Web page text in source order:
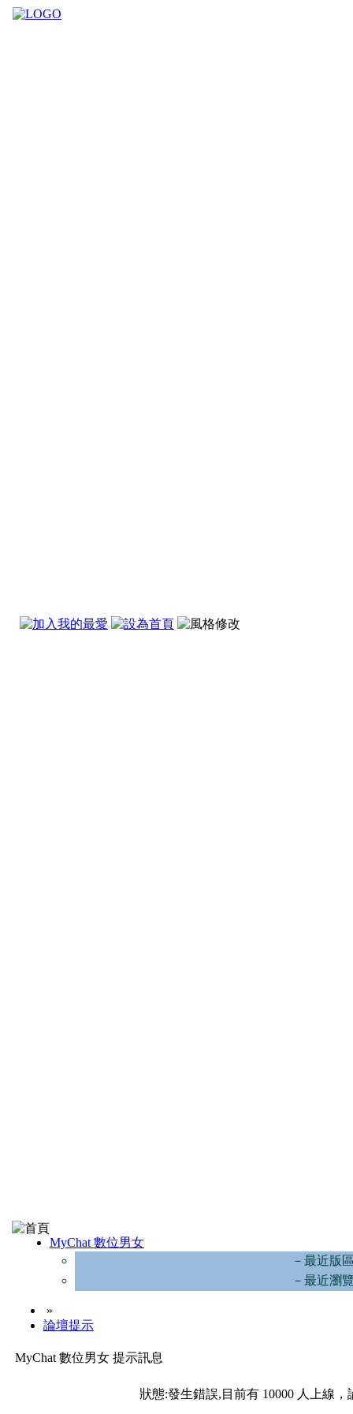
MyChat 數位男女
－最近版
－最近瀏
»
論壇提示
MyChat 數位男女 提示訊息
狀態:發生錯誤,目前有 10000 人上線